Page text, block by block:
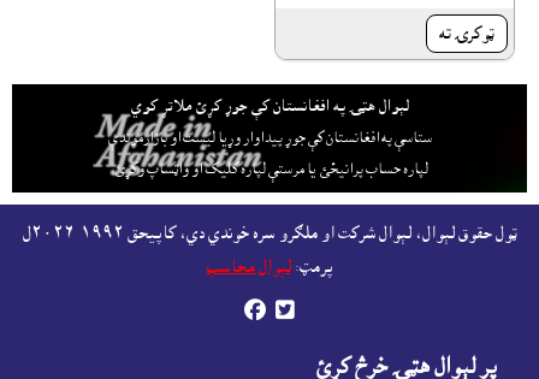
ټوکرۍ ته
لېوال هټۍ په افغانستان کې جوړ کړئ ملاتړ کوي
ستاسې په افغانستان کې جوړ پيداوار وړيا ليست او بازارموندې
لپاره حساب پرانيځئ يا مرستې لپاره کليک او واټساپ وکړئ.
ټول حقوق لېوال، لېوال شرکت او ملګرو سره خوندي دي، کاپيحق ١٩٩٢-٢٠٢٦ل
پرمټ:لېوال محاسب
 
پر لېوال هټۍ خرڅ کړئ